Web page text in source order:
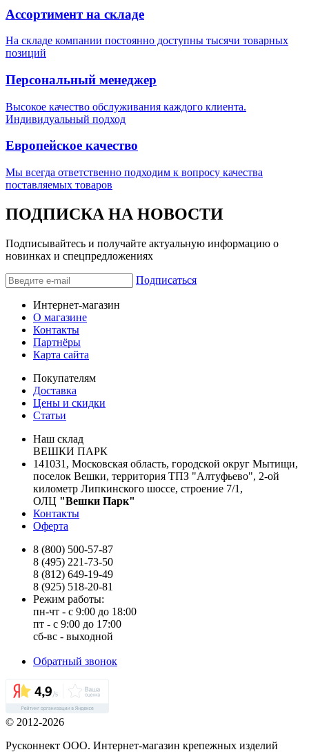
Ассортимент на складе
На складе компании постоянно доступны тысячи товарных
позиций
Персональный менеджер
Высокое качество обслуживания каждого клиента.
Индивидуальный подход
Европейское качество
Мы всегда ответственно подходим к вопросу качества
поставляемых товаров
ПОДПИСКА НА НОВОСТИ
Подписывайтесь и получайте актуальную информацию о
новинках и спецпредложениях
Подписаться
Интернет-магазин
О магазине
Контакты
Партнёры
Карта сайта
Покупателям
Доставка
Цены и скидки
Статьи
Наш склад
ВЕШКИ ПАРК
141031, Московская область, городской округ Мытищи,
поселок Вешки, территория ТПЗ "Алтуфьево", 2-ой
километр Липкинского шоссе, строение 7/1,
ОЛЦ "Вешки Парк"
Контакты
Оферта
8 (800) 500-57-87
8 (495) 221-73-50
8 (812) 649-19-49
8 (925) 518-20-81
Режим работы:
пн-чт - с 9:00 до 18:00
пт - с 9:00 до 17:00
сб-вс - выходной
Обратный звонок
© 2012-2026
Русконнект ООО. Интернет-магазин крепежных изделий